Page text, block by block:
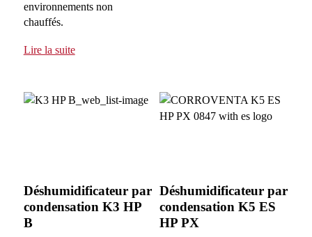
environnements non
chauffés.
Lire la suite
Déshumidificateur par
condensation K3 HP
B
Déshumidificateur par
condensation K5 ES
HP PX